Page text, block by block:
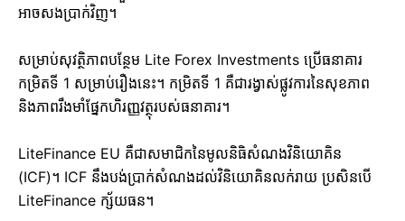
អាចសងប្រាក់វិញ។
សម្រាប់សុវត្ថិភាពបន្ថែម Lite Forex Investments ប្រើធនាគារ
កម្រិតទី 1 សម្រាប់រឿងនេះ។ កម្រិតទី 1 គឺជារង្វាស់ផ្លូវការនៃសុខភាព
និងភាពរឹងមាំផ្នែកហិរញ្ញវត្ថុរបស់ធនាគារ។
LiteFinance EU គឺជាសមាជិកនៃមូលនិធិសំណងវិនិយោគិន
(ICF)។ ICF នឹងបង់ប្រាក់សំណងដល់វិនិយោគិនលក់រាយ ប្រសិនបើ
LiteFinance ក្ស័យធន។